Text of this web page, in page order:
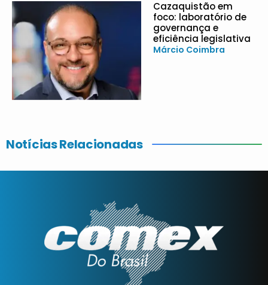
Cazaquistão em
foco: laboratório de
governança e
eficiência legislativa
Márcio Coimbra
Notícias Relacionadas